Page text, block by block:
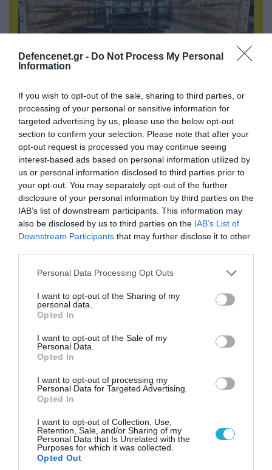
Defencenet.gr - Do Not Process My Personal
Information
If you wish to opt-out of the sale, sharing to third parties, or
processing of your personal or sensitive information for
targeted advertising by us, please use the below opt-out
section to confirm your selection. Please note that after your
opt-out request is processed you may continue seeing
interest-based ads based on personal information utilized by
us or personal information disclosed to third parties prior to
your opt-out. You may separately opt-out of the further
disclosure of your personal information by third parties on the
IAB’s list of downstream participants. This information may
also be disclosed by us to third parties on the IAB’s List of
Downstream Participants that may further disclose it to other
Please note that this website/app uses one or more Google
not limited to your visit or usage behaviour. You may click to
grant or deny consent to Google and its third-party tags to
use your data for below specified purposes in below Google
consent section.
Personal Data Processing Opt Outs
I want to opt-out of the Sharing of my
personal data.
Opted In
I want to opt-out of the Sale of my
Personal Data.
Opted In
I want to opt-out of processing my
Personal Data for Targeted Advertising.
Opted In
I want to opt-out of Collection, Use,
Retention, Sale, and/or Sharing of my
Personal Data that Is Unrelated with the
Purposes for which it was collected.
Opted Out
06.08.2026 | 14:02
«Επιχείρηση ελεύθερα πεζοδρόμια» στην
Αθήνα: Απομακρύνθηκαν παράνομα
αντικείμενα από κοινόχρηστους χώρους
ΠΟΛΙΤΙΚΗ
06.08.2026 | 14:02
Αθήνα: Απομακρύνθηκαν παράνομα
αντικείμενα από κοινόχρηστους χώρους